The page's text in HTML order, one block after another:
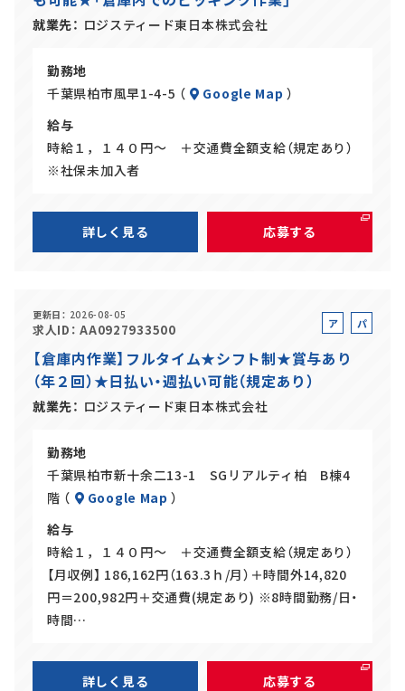
就業先 ロジスティード東日本株式会社
勤務地
千葉県柏市風早1-4-5 （
Google Map ）
給与
時給１，１４０円～ ＋交通費全額支給（規定あり）
※社保未加入者
詳しく見る 応募する
更新日 2026-08-05
求人ID AA0927933500
ア
バ
パ
【倉庫内作業】フルタイム★シフト制★賞与あり
（年２回）★日払い・週払い可能（規定あり）
就業先 ロジスティード東日本株式会社
勤務地
千葉県柏市新十余二13-1 SGリアルティ柏 B棟4
階 （
Google Map ）
給与
時給１，１４０円～ ＋交通費全額支給（規定あり）
【月収例】 186,162円（163.3ｈ/月）＋時間外14,820
円＝200,982円＋交通費(規定あり) ※8時間勤務/日・
時間…
詳しく見る 応募する